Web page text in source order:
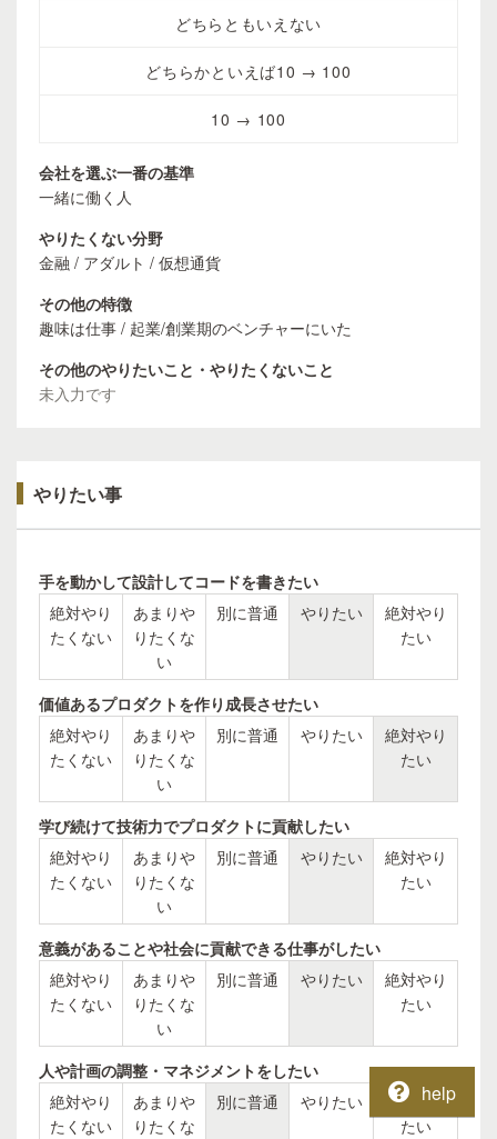
どちらともいえない
どちらかといえば10 → 100
10 → 100
会社を選ぶ一番の基準
一緒に働く人
やりたくない分野
金融 / アダルト / 仮想通貨
その他の特徴
趣味は仕事 / 起業/創業期のベンチャーにいた
その他のやりたいこと・やりたくないこと
未入力です
やりたい事
手を動かして設計してコードを書きたい
絶対やり
たくない
あまりや
りたくな
い
別に普通 やりたい
絶対やり
たい
価値あるプロダクトを作り成長させたい
絶対やり
たくない
あまりや
りたくな
い
別に普通 やりたい
絶対やり
たい
学び続けて技術力でプロダクトに貢献したい
絶対やり
たくない
あまりや
りたくな
い
別に普通 やりたい
絶対やり
たい
意義があることや社会に貢献できる仕事がしたい
絶対やり
たくない
あまりや
りたくな
い
別に普通 やりたい
絶対やり
たい
人や計画の調整・マネジメントをしたい
絶対やり
たくない
あまりや
りたくな
別に普通 やりたい
絶対やり
たい
help